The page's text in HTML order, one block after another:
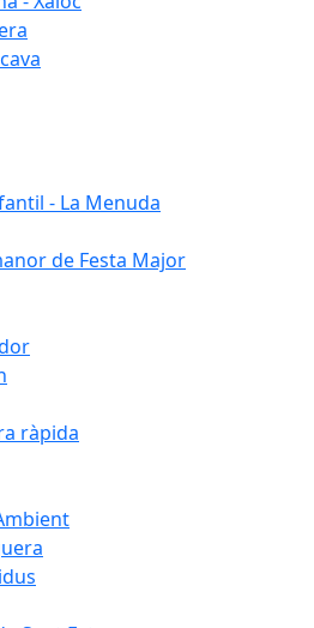
- La Menuda
de Festa Major
ràpida